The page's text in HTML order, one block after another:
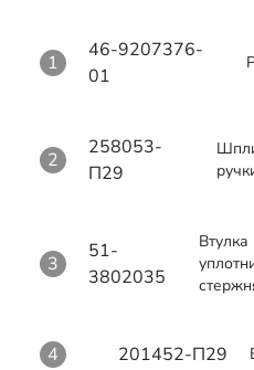
1
46-9207376-
01
2
258053-
П29
3
51-
3802035
Втулка
4 201452-П29